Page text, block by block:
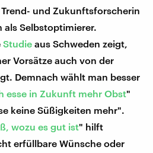
und Zukunftsforscherin
als Selbstoptimierer.
Studie aus Schweden zeigt,
Vorsätze auch von der
Demnach wählt man besser
esse in Zukunft mehr Obst"
keine Süßigkeiten mehr".
wozu es gut ist" hilft
erfüllbare Wünsche oder